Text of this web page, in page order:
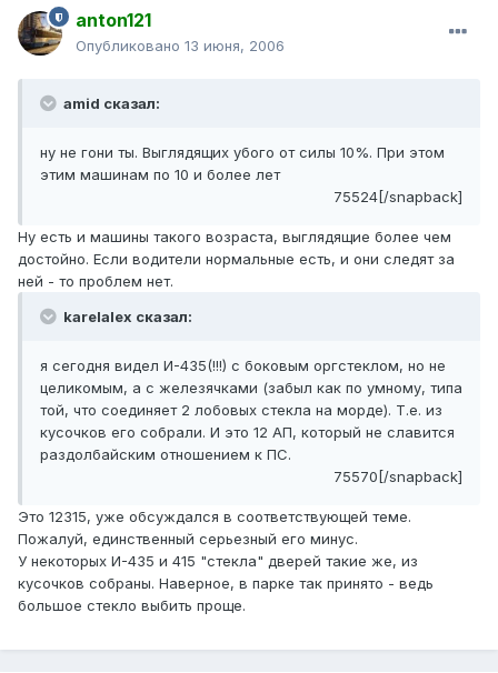
anton121
Опубликовано 13 июня, 2006
amid сказал:
ну не гони ты. Выглядящих убого от силы 10%. При этом
этим машинам по 10 и более лет
75524[/snapback]
Ну есть и машины такого возраста, выглядящие более чем
достойно. Если водители нормальные есть, и они следят за
ней - то проблем нет.
karelalex сказал:
я сегодня видел И-435(!!!) с боковым оргстеклом, но не
целикомым, а с железячками (забыл как по умному, типа
той, что соединяет 2 лобовых стекла на морде). Т.е. из
кусочков его собрали. И это 12 АП, который не славится
раздолбайским отношением к ПС.
75570[/snapback]
Это 12315, уже обсуждался в соответствующей теме.
Пожалуй, единственный серьезный его минус.
У некоторых И-435 и 415 "стекла" дверей такие же, из
кусочков собраны. Наверное, в парке так принято - ведь
большое стекло выбить проще.